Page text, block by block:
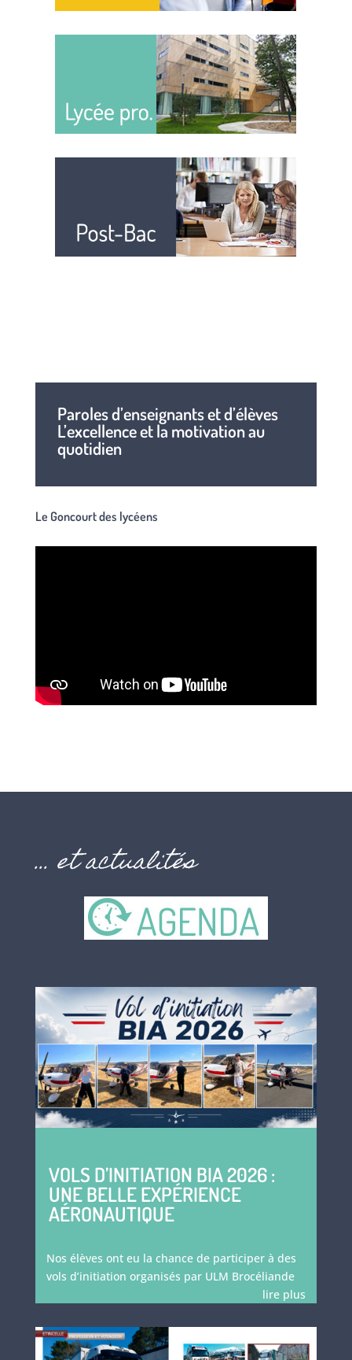
Paroles d’enseignants et d’élèves
L’excellence et la motivation au
quotidien
Le Goncourt des lycéens
… et actualités
VOLS D’INITIATION BIA 2026 :
UNE BELLE EXPÉRIENCE
AÉRONAUTIQUE
Nos élèves ont eu la chance de participer à des
vols d’initiation organisés par ULM Brocéliande
lire plus